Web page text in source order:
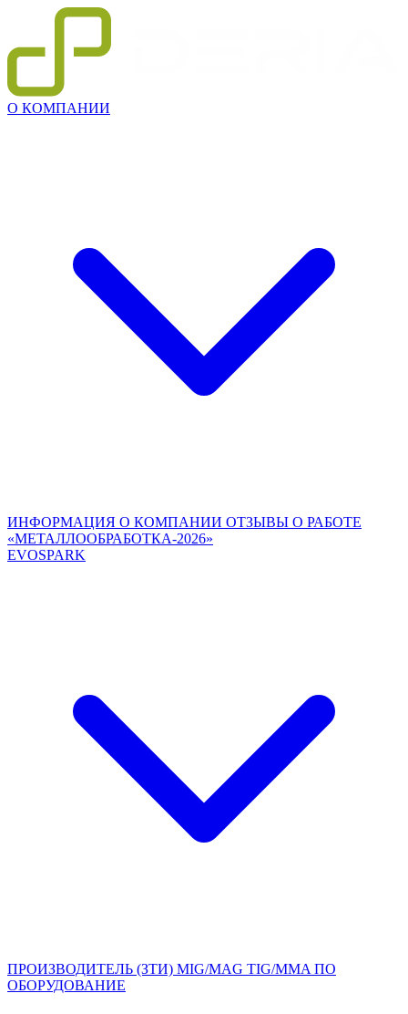
О КОМПАНИИ
ИНФОРМАЦИЯ О КОМПАНИИ ОТЗЫВЫ О РАБОТЕ
«МЕТАЛЛООБРАБОТКА-2026»
EVOSPARK
ПРОИЗВОДИТЕЛЬ (ЗТИ) MIG/MAG TIG/MMA ПО
ОБОРУДОВАНИЕ